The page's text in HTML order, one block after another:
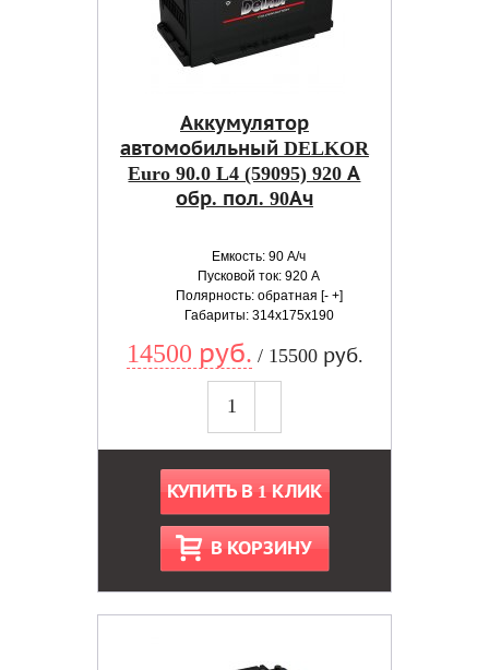
Аккумулятор
автомобильный DELKOR
Euro 90.0 L4 (59095) 920 А
обр. пол. 90Ач
Емкость: 90 А/ч
Пусковой ток: 920 А
Полярность: обратная [- +]
Габариты: 314x175x190
14500 руб. / 15500 руб.
КУПИТЬ В 1 КЛИК
В КОРЗИНУ